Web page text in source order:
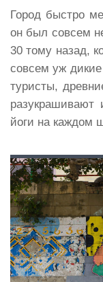
Город быстро
он был совсем
30 тому назад,
совсем уж
туристы,
йоги на каждом